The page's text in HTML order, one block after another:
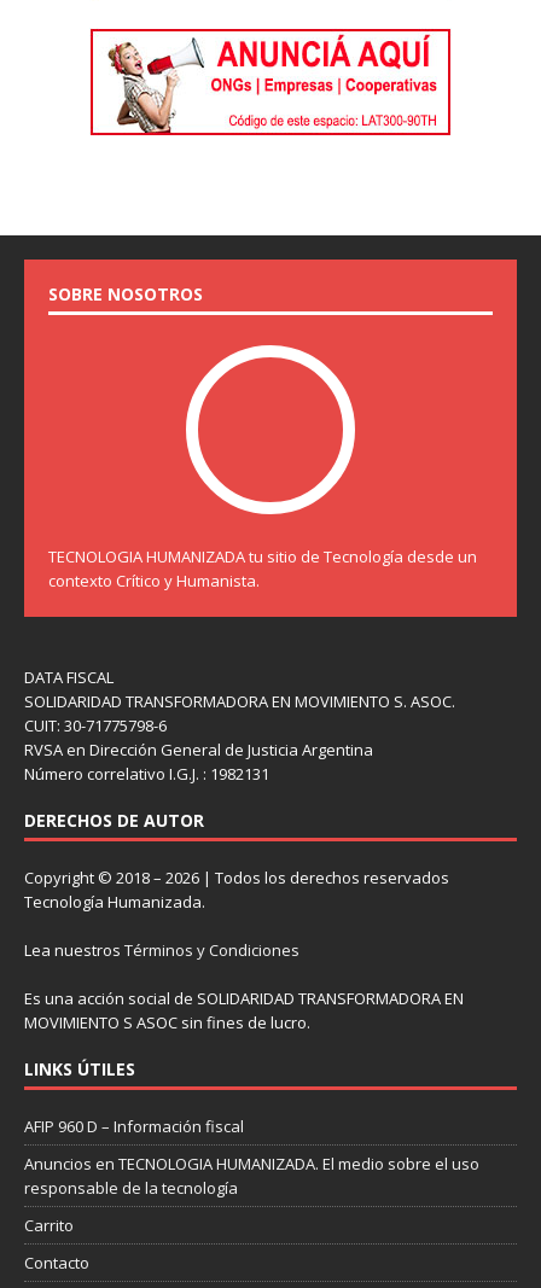
SOBRE NOSOTROS
TECNOLOGIA HUMANIZADA tu sitio de Tecnología desde un
contexto Crítico y Humanista.
DATA FISCAL
SOLIDARIDAD TRANSFORMADORA EN MOVIMIENTO S. ASOC.
CUIT: 30-71775798-6
RVSA en Dirección General de Justicia Argentina
Número correlativo I.G.J. : 1982131
DERECHOS DE AUTOR
Copyright © 2018 – 2026 | Todos los derechos reservados
Tecnología Humanizada.
Lea nuestros Términos y Condiciones
Es una acción social de SOLIDARIDAD TRANSFORMADORA EN
MOVIMIENTO S ASOC sin fines de lucro.
LINKS ÚTILES
AFIP 960 D – Información fiscal
Anuncios en TECNOLOGIA HUMANIZADA. El medio sobre el uso
responsable de la tecnología
Carrito
Contacto